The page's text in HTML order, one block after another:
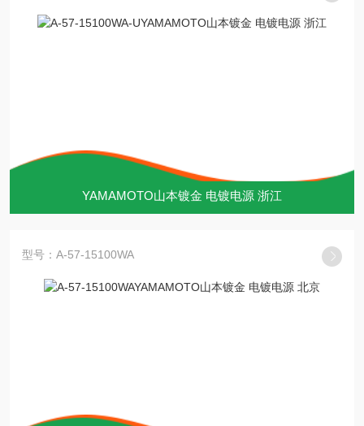
YAMAMOTO山本镀金 电镀电源 浙江
型号：A-57-15100WA